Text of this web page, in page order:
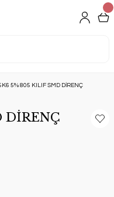
5% 805 KILIF SMD DİRENÇ
DİRENÇ